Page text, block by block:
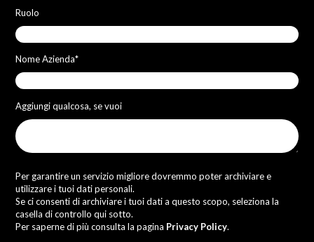
Ruolo
Nome Azienda*
Aggiungi qualcosa, se vuoi
Per garantire un servizio migliore dovremmo poter archiviare e
utilizzare i tuoi dati personali.
Se ci consenti di archiviare i tuoi dati a questo scopo, seleziona la
casella di controllo qui sotto.
Per saperne di più consulta la pagina Privacy Policy.